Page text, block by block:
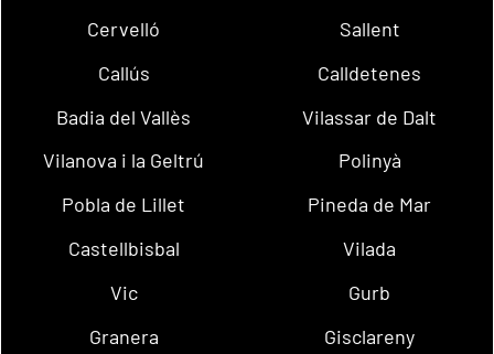
Cervelló
Sallent
Callús
Calldetenes
Badia del Vallès
Vilassar de Dalt
Vilanova i la Geltrú
Polinyà
Pobla de Lillet
Pineda de Mar
Castellbisbal
Vilada
Vic
Gurb
Granera
Gisclareny